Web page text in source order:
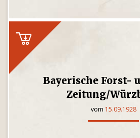
Bayerische Forst-
Zeitung/
vom 15.09.1928